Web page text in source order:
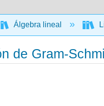
Álgebra lineal
de Gram-